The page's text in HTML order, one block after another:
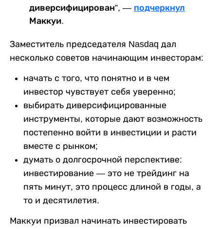
диверсифицирован”, — подчеркнул
Маккуи.
Заместитель председателя Nasdaq дал
несколько советов начинающим инвесторам:
начать с того, что понятно и в чем
инвестор чувствует себя уверенно;
выбирать диверсифицированные
инструменты, которые дают возможность
постепенно войти в инвестиции и расти
вместе с рынком;
думать о долгосрочной перспективе:
инвестирование — это не трейдинг на
пять минут, это процесс длиной в годы, а
то и десятилетия.
Маккуи призвал начинать инвестировать